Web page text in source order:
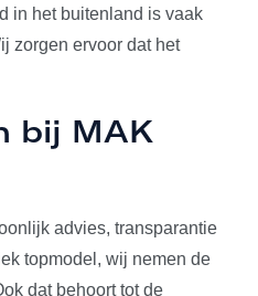
in het buitenland is vaak
zorgen ervoor dat het
bij MAK
advies, transparantie
topmodel, wij nemen de
dat behoort tot de